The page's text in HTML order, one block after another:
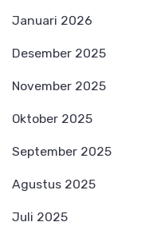
Januari 2026
Desember 2025
November 2025
Oktober 2025
September 2025
Agustus 2025
Juli 2025